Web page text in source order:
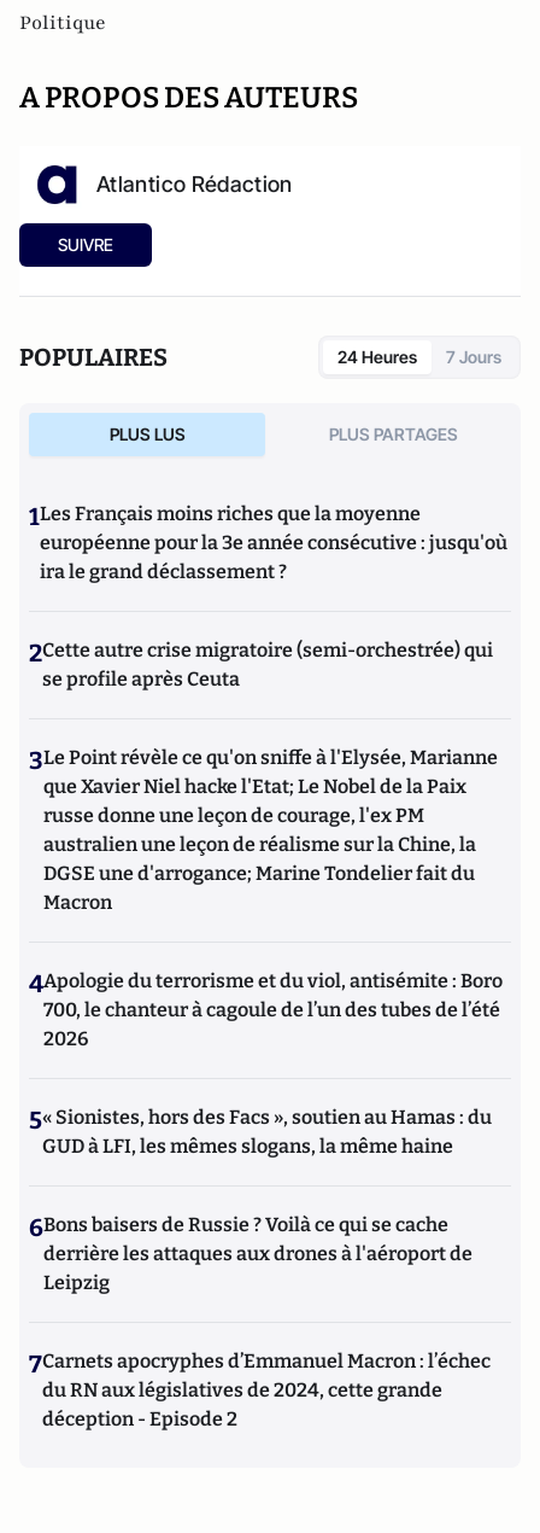
Politique
A PROPOS DES AUTEURS
Atlantico Rédaction
SUIVRE
POPULAIRES 24 Heures 7 Jours
PLUS LUS PLUS PARTAGES
1Les Français moins riches que la moyenne
européenne pour la 3e année consécutive : jusqu'où
ira le grand déclassement ?
2Cette autre crise migratoire (semi-orchestrée) qui
se profile après Ceuta
3Le Point révèle ce qu'on sniffe à l'Elysée, Marianne
que Xavier Niel hacke l'Etat; Le Nobel de la Paix
russe donne une leçon de courage, l'ex PM
australien une leçon de réalisme sur la Chine, la
DGSE une d'arrogance; Marine Tondelier fait du
Macron
4Apologie du terrorisme et du viol, antisémite : Boro
700, le chanteur à cagoule de l’un des tubes de l’été
2026
5« Sionistes, hors des Facs », soutien au Hamas : du
GUD à LFI, les mêmes slogans, la même haine
6Bons baisers de Russie ? Voilà ce qui se cache
derrière les attaques aux drones à l'aéroport de
Leipzig
7Carnets apocryphes d’Emmanuel Macron : l’échec
du RN aux législatives de 2024, cette grande
déception - Episode 2